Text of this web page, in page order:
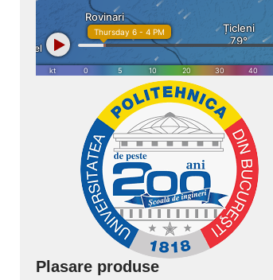
Plasare produse